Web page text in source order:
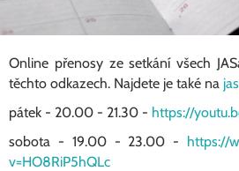
Online přenosy ze setkání všech
těchto odkazech. Najdete je také na
pátek - 20.00 - 21.30 - https://
sobota - 19.00 - 23.00 - https://
v=HO8RiP5hQLc